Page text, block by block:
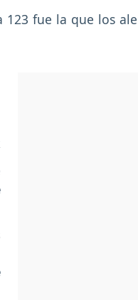
123 fue la que los